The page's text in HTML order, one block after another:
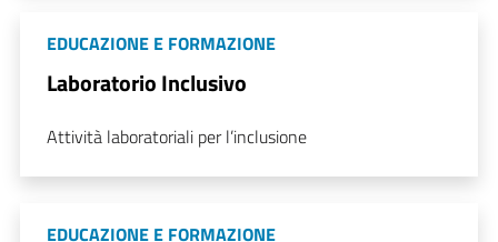
EDUCAZIONE E FORMAZIONE
Laboratorio Inclusivo
Attività laboratoriali per l’inclusione
EDUCAZIONE E FORMAZIONE